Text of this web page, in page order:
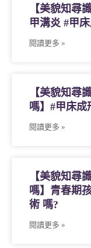
【美貌知尋
甲溝炎 #甲
閱讀更多 »
【美貌知尋
嗎】#甲床成
閱讀更多 »
【美貌知尋
嗎】青春期
術 嗎?
閱讀更多 »